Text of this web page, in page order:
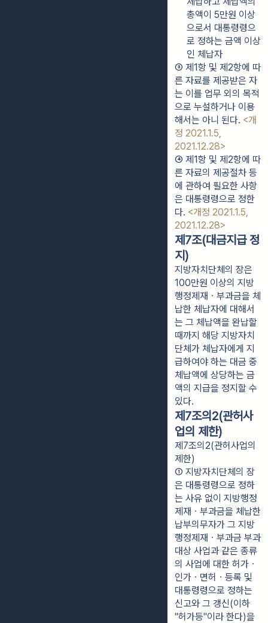
총액이 5만원 이상
으로서 대통령령으
로 정하는 금액 이상
인 체납자
③ 제1항 및 제2항에 따
른 자료를 제공받은 자
는 이를 업무 외의 목적
으로 누설하거나 이용
해서는 아니 된다. <개
정 2021.1.5,
2021.12.28>
④ 제1항 및 제2항에 따
른 자료의 제공절차 등
에 관하여 필요한 사항
은 대통령령으로 정한
다. <개정 2021.1.5,
2021.12.28>
제7조(대금지급 정
지)
지방자치단체의 장은
100만원 이상의 지방
행정제재ㆍ부과금을 체
납한 체납자에 대해서
는 그 체납액을 완납할
때까지 해당 지방자치
단체가 체납자에게 지
급하여야 하는 대금 중
체납액에 상당하는 금
액의 지급을 정지할 수
있다.
제7조의2(관허사
업의 제한)
제7조의2(관허사업의
제한)
① 지방자치단체의 장
은 대통령령으로 정하
는 사유 없이 지방행정
제재ㆍ부과금을 체납한
납부의무자가 그 지방
행정제재ㆍ부과금 부과
대상 사업과 같은 종류
의 사업에 대한 허가ㆍ
인가ㆍ면허ㆍ등록 및
대통령령으로 정하는
신고와 그 갱신(이하
"허가등"이라 한다)을